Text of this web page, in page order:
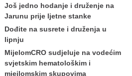
Još jedno hodanje i druženje na
Jarunu prije ljetne stanke
Dođite na susrete i druženja u
lipnju
MijelomCRO sudjeluje na vodećim
svjetskim hematološkim i
miejlomskim skupovima